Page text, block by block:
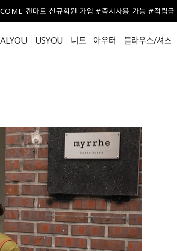
캔마트 신규회원 가입 #즉시사용 가능 #적립
USYOU 니트 아우터 블라우스/셔츠